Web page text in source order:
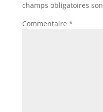
champs obligatoires
Commentaire *